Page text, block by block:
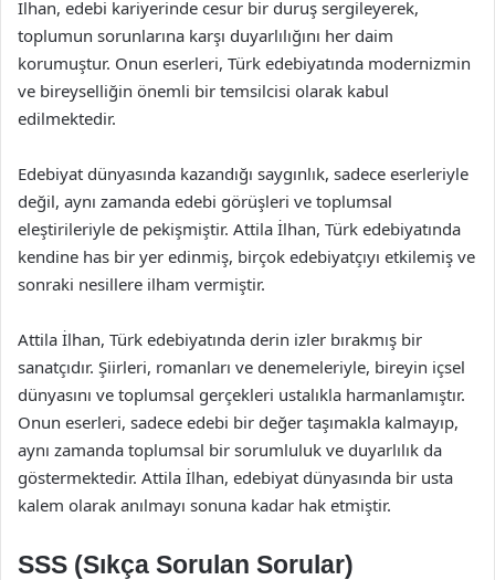
İlhan, edebi kariyerinde cesur bir duruş sergileyerek,
toplumun sorunlarına karşı duyarlılığını her daim
korumuştur. Onun eserleri, Türk edebiyatında modernizmin
ve bireyselliğin önemli bir temsilcisi olarak kabul
edilmektedir.
Edebiyat dünyasında kazandığı saygınlık, sadece eserleriyle
değil, aynı zamanda edebi görüşleri ve toplumsal
eleştirileriyle de pekişmiştir. Attila İlhan, Türk edebiyatında
kendine has bir yer edinmiş, birçok edebiyatçıyı etkilemiş ve
sonraki nesillere ilham vermiştir.
Attila İlhan, Türk edebiyatında derin izler bırakmış bir
sanatçıdır. Şiirleri, romanları ve denemeleriyle, bireyin içsel
dünyasını ve toplumsal gerçekleri ustalıkla harmanlamıştır.
Onun eserleri, sadece edebi bir değer taşımakla kalmayıp,
aynı zamanda toplumsal bir sorumluluk ve duyarlılık da
göstermektedir. Attila İlhan, edebiyat dünyasında bir usta
kalem olarak anılmayı sonuna kadar hak etmiştir.
SSS (Sıkça Sorulan Sorular)